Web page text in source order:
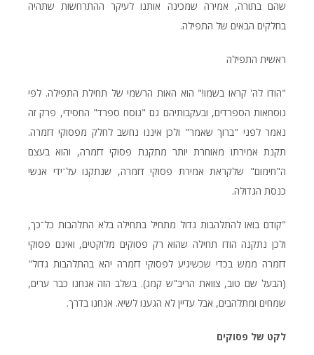
שהם בתורה, אמירה שמכינה אותנו לעיקר ההתרחשות שתהיה
בחלקים הבאים של התפילה.
ראשית התפילה
"הודו לה' קראו בשמו!" הוא האות הרשמי של תחילת התפילה. לפי
נוסחאות הספרדים, ובעקבותיהם גם "נוסח ספרד" החסידי, פרק זה
נאמר לפני "ברוך שאמר" ולכן איננו נחשב לחלק מפסוקי דזמרה.
תקנת אמירתו מאוחרת יותר מתקנת פסוקי דזמרה, והוא בעצם
ה"חימום" שלקראת אמירת פסוקי דזמרה, שנתקנו על־ידי אנשי
כנסת הגדולה.
"קודם בואו להתלהבות גדול מתחיל בתחילה בלא התלהבות כל־כך,
ולכן נתקנה הודו תחילה שהוא רק פסוקים מלוקטים, ואינם פסוקי
דזמרה ממש בכדי שכשיגיע לפסוקי דזמרה יהא בהתלהבות גדול"
(הבעל שם טוב, צוואת הריב"ש קמג). בשלב הזה אנחנו כבר ערים,
שמחים ומתלהבים, אבל עדיין לא הגענו לשיא. אנחנו בדרך.
לקט של פסוקים